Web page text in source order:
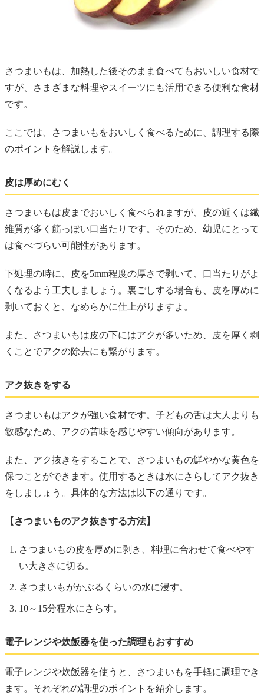
さつまいもは、加熱した後そのまま食べてもおいしい食材で
すが、さまざまな料理やスイーツにも活用できる便利な食材
です。
ここでは、さつまいもをおいしく食べるために、調理する際
のポイントを解説します。
皮は厚めにむく
さつまいもは皮までおいしく食べられますが、皮の近くは繊
維質が多く筋っぽい口当たりです。そのため、幼児にとって
は食べづらい可能性があります。
下処理の時に、皮を5mm程度の厚さで剥いて、口当たりがよ
くなるよう工夫しましょう。裏ごしする場合も、皮を厚めに
剥いておくと、なめらかに仕上がりますよ。
また、さつまいもは皮の下にはアクが多いため、皮を厚く剥
くことでアクの除去にも繋がります。
アク抜きをする
さつまいもはアクが強い食材です。子どもの舌は大人よりも
敏感なため、アクの苦味を感じやすい傾向があります。
また、アク抜きをすることで、さつまいもの鮮やかな黄色を
保つことができます。使用するときは水にさらしてアク抜き
をしましょう。具体的な方法は以下の通りです。
【さつまいものアク抜きする方法】
さつまいもの皮を厚めに剥き、料理に合わせて食べやす
い大きさに切る。
さつまいもがかぶるくらいの水に浸す。
10～15分程水にさらす。
電子レンジや炊飯器を使った調理もおすすめ
電子レンジや炊飯器を使うと、さつまいもを手軽に調理でき
ます。それぞれの調理のポイントを紹介します。